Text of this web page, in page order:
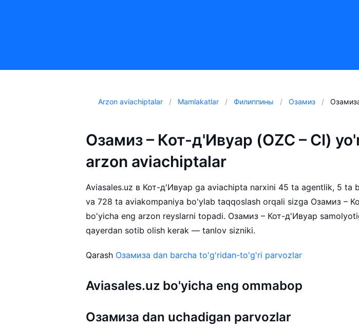
Arzon aviachiptalar Mamlakatlar Филиппины Озамиз
Озамиз – Кот-д'Ивуар (OZC – CI)
arzon aviachiptalar
Aviasales.uz в Кот-д'Ивуар ga aviachipta narxini 45 ta agentlik, 5 ta
va 728 ta aviakompaniya bo'ylab taqqoslash orqali sizga Озамиз –
bo'yicha eng arzon reyslarni topadi. Озамиз – Кот-д'Ивуар
qayerdan sotib olish kerak — tanlov sizniki.
Qarash Озамиза dan barcha to'g'ridan-to'g'ri parvozlar
Aviasales.uz bo'yicha eng ommabop
Озамиза dan uchadigan parvozlar